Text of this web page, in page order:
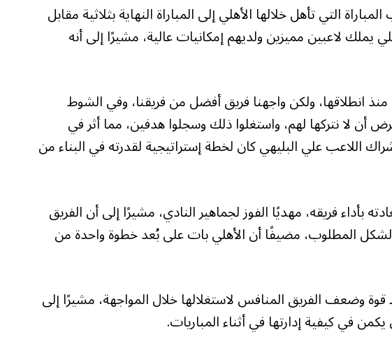
التي تأهل خلالها الأهلي إلى المباراة النهاية بثلاثية مقابل
لاعبين مميزين ولديهم إمكانيات عالية، مشيرًا إلى أنه
انطلاقها، ولكن واجهنا فريق أفضل من فريقنا، وفي الشوط
لا نتركها لهم، واستغلوا ذلك وسجلوا هدفين، مما أثر في
اللاعب علي البليهي كان لخطة إستراتيجية لقدرته في البناء من
بأداء فريقه، مهديًا الفوز لجماهير النادي، مشيرًا إلى أن الفريق
المطلوب، مضيفًا أن الأهلي بات على بُعد خطوة واحدة من
وضعف الفريق المنافس لاستغلالها خلال المواجهة، مشيرًا إلى
في كيفية إدارتها في أثناء المباريات.